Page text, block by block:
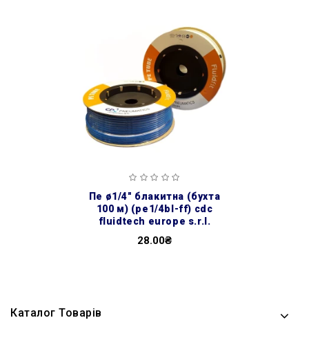
пе ø1/4″ блакитна (бухта
100 м) (pe1/4bl-ff) cdc
fluidtech europe s.r.l.
28.00₴
Каталог Товарів